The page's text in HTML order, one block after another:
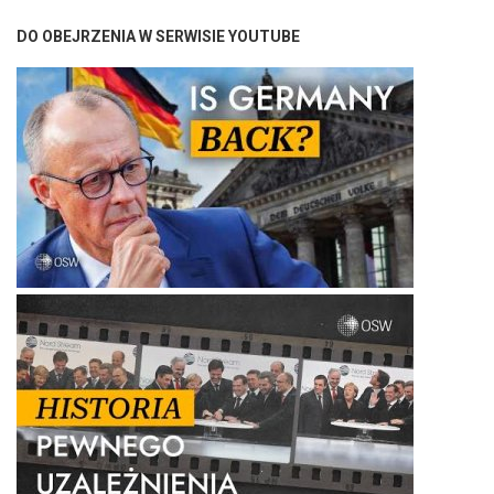
DO OBEJRZENIA W SERWISIE YOUTUBE